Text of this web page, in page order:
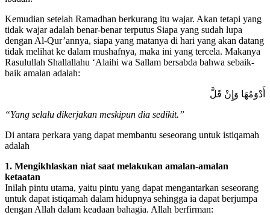
Kemudian setelah Ramadhan berkurang itu wajar. Akan tetapi yang
tidak wajar adalah benar-benar terputus Siapa yang sudah lupa
dengan Al-Qur’annya, siapa yang matanya di hari yang akan datang
tidak melihat ke dalam mushafnya, maka ini yang tercela. Makanya
Rasulullah Shallallahu ‘Alaihi wa Sallam bersabda bahwa sebaik-
baik amalan adalah:
أَدْوَمُهَا وَإِنْ قَلَّ
“Yang selalu dikerjakan meskipun dia sedikit.”
Di antara perkara yang dapat membantu seseorang untuk istiqamah
adalah
1. Mengikhlaskan niat saat melakukan amalan-amalan
ketaatan
Inilah pintu utama, yaitu pintu yang dapat mengantarkan seseorang
untuk dapat istiqamah dalam hidupnya sehingga ia dapat berjumpa
dengan Allah dalam keadaan bahagia. Allah berfirman: